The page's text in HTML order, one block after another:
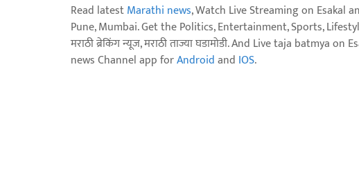
Read latestMarathi news, Watch Live Streaming on Esakal
Pune, Mumbai. Get the Politics, Entertainment, Sports,
मराठी ब्रेकिंग न्यूज, मराठी ताज्या घडामोडी. And Live taja batmya
news Channel app forAndroidand IOS.